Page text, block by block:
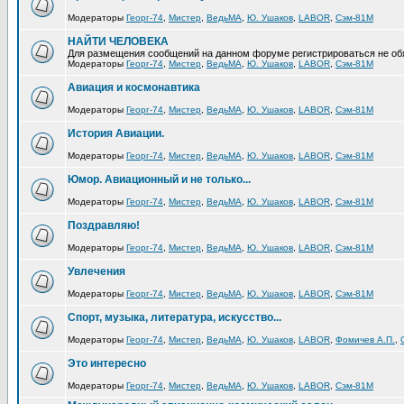
Модераторы Георг-74 Мистер ВедьМА Ю. Ушаков LABOR Сэм-81М
НАЙТИ ЧЕЛОВЕКА
Для размещения сообщений на данном форуме регистрироваться не
Модераторы Георг-74 Мистер ВедьМА Ю. Ушаков LABOR Сэм-81М
Авиация и космонавтика
Модераторы Георг-74 Мистер ВедьМА Ю. Ушаков LABOR Сэм-81М
История Авиации.
Модераторы Георг-74 Мистер ВедьМА Ю. Ушаков LABOR Сэм-81М
Юмор. Авиационный и не только...
Модераторы Георг-74 Мистер ВедьМА Ю. Ушаков LABOR Сэм-81М
Поздравляю!
Модераторы Георг-74 Мистер ВедьМА Ю. Ушаков LABOR Сэм-81М
Увлечения
Модераторы Георг-74 Мистер ВедьМА Ю. Ушаков LABOR Сэм-81М
Спорт, музыка, литература, искусство...
Модераторы Георг-74 Мистер ВедьМА Ю. Ушаков LABOR Фомичев А.П.
Это интересно
Модераторы Георг-74 Мистер ВедьМА Ю. Ушаков LABOR Сэм-81М